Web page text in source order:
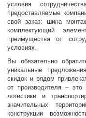
условия
предоставляемые
свой заказ: шина
комплектующий
преимущества от
условиях.
Вы обязательно
уникальные
скидок и рядом
от производителя –
логистики и
значительных
конструкции